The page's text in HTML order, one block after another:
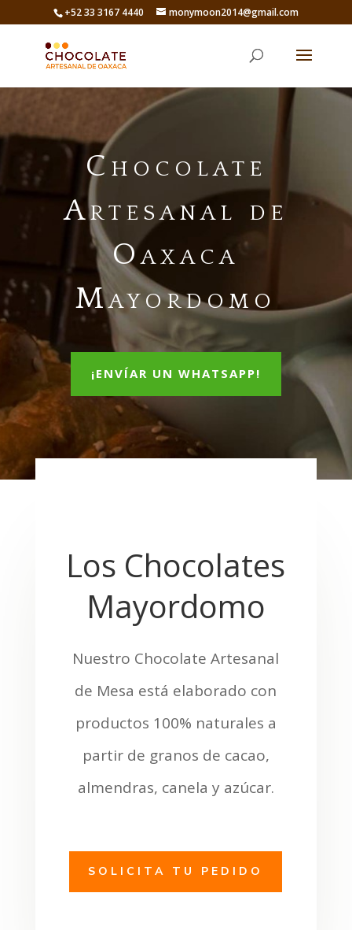
+52 33 3167 4440 monymoon2014@gmail.com
Chocolate
Artesanal de
Oaxaca
Mayordomo
¡ENVÍAR UN WHATSAPP!
Los Chocolates
Mayordomo
Nuestro Chocolate Artesanal
de Mesa está elaborado con
productos 100% naturales a
partir de granos de cacao,
almendras, canela y azúcar.
SOLICITA TU PEDIDO